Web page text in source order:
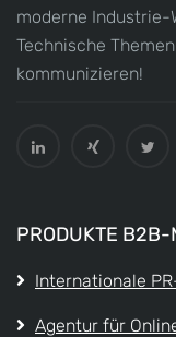
moderne Industrie-
Technische
kommunizieren!
PRODUKTE B2B-
Internationale
Agentur für